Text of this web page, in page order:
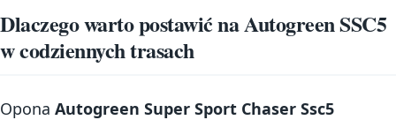
Dlaczego warto postawić na Autogreen SSC5
w codziennych trasach
Opona Autogreen Super Sport Chaser Ssc5